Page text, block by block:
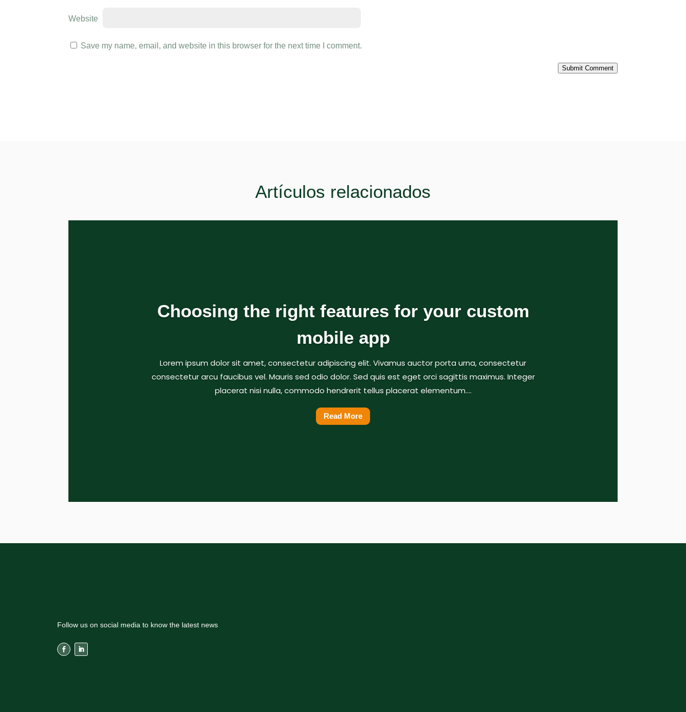
Website
Save my name, email, and website in this browser for the next time I comment.
Submit Comment
Artículos relacionados
Choosing the right features for your custom
mobile app
Lorem ipsum dolor sit amet, consectetur adipiscing elit. Vivamus auctor porta urna, consectetur
consectetur arcu faucibus vel. Mauris sed odio dolor. Sed quis est eget orci sagittis maximus. Integer
placerat nisi nulla, commodo hendrerit tellus placerat elementum....
Read More
Follow us on social media to know the latest news